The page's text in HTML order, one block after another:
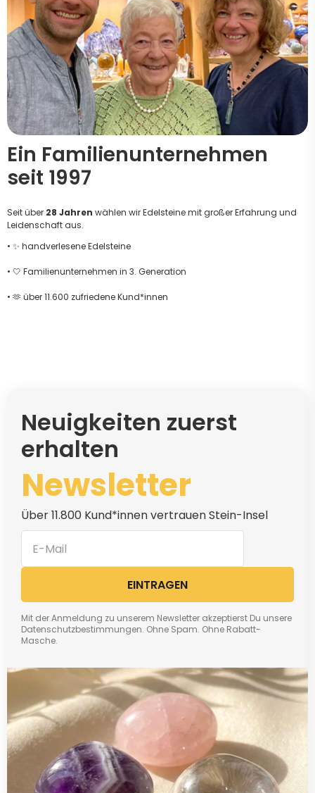
Ein Familienunternehmen
seit 1997
Seit über 28 Jahren wählen wir Edelsteine mit großer Erfahrung und
Leidenschaft aus.
• ✨ handverlesene Edelsteine
• 🤍 Familienunternehmen in 3. Generation
• 🫶 über 11.600 zufriedene Kund*innen
Neuigkeiten zuerst
erhalten
Newsletter
Über 11.800 Kund*innen vertrauen Stein-Insel
EINTRAGEN
Mit der Anmeldung zu unserem Newsletter akzeptierst Du unsere
Datenschutzbestimmungen. Ohne Spam. Ohne Rabatt-
Masche.